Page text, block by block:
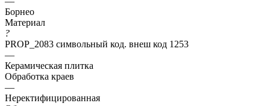
Борнео
Материал
?
PROP_2083 символьный код. внеш код 1253
—
Керамическая плитка
Обработка краев
—
Неректифицированная